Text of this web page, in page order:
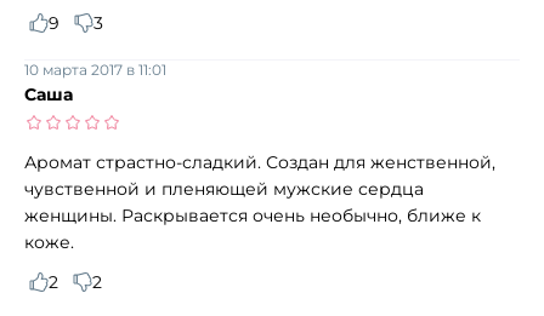
9
3
Саша
10 марта 2017 в 11:01
Аромат страстно-сладкий. Создан для женственной,
чувственной и пленяющей мужские сердца
женщины. Раскрывается очень необычно, ближе к
коже.
2
2